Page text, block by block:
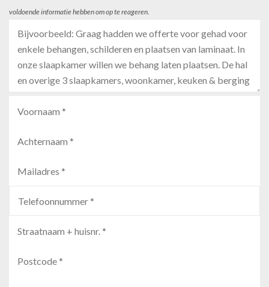
voldoende informatie hebben om op te reageren.